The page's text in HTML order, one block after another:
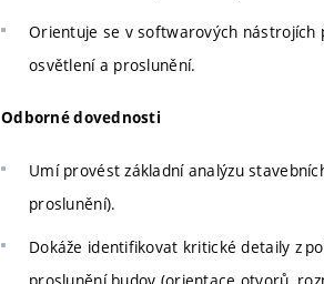
Orientuje se v softwarových nástrojích
osvětlení a proslunění.
Odborné dovednosti
Umí provést základní analýzu
proslunění).
Dokáže identifikovat kritické detaily z
proslunění budov (orientace otvorů,